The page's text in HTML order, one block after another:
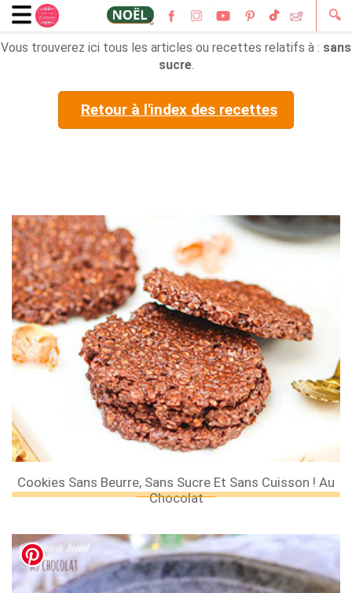
🔍
Vous trouverez ici tous les articles ou recettes relatifs à : sans
sucre.
Retour à l'index des recettes
Cookies Sans Beurre, Sans Sucre Et Sans Cuisson ! Au
Chocolat